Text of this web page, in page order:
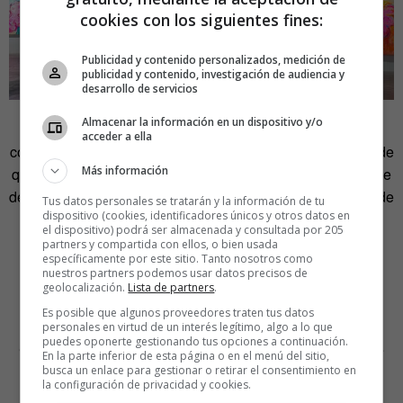
«De ahí surgió de forma espontánea el retratar a mujeres
con rostros turquesas, buscando una forma de destacar o de
que se me reconociese fácilmente. Más tarde fui consciente
de lo mucho que me había influido en ello el anime
de
Katsuhiro Ōtomo», reconoce la pintora. Su paleta se fue
enriqueciendo con colores vivos y llamativos, en un
principio en tonos más pastel, pero que poco a poco se
fueron saturando, pasando a ser una especie de marca
personal.
Con el estilo llegó su personaje estrella, Cosmic Girl, que
ella define como «un espíritu de cabello rosado y piel
turquesa, que quiere exponer de manera consciente y
cookies con los siguientes fines:
Publicidad y contenido personalizados, medición de
publicidad y contenido, investigación de audiencia y
desarrollo de servicios
Almacenar la información en un dispositivo y/o
acceder a ella
Más información
Tus datos personales se tratarán y la información de tu
dispositivo (cookies, identificadores únicos y otros datos en
el dispositivo) podrá ser almacenada y consultada por 205
partners y compartida con ellos, o bien usada
específicamente por este sitio. Tanto nosotros como
nuestros partners podemos usar datos precisos de
geolocalización. Lista de partners.
Es posible que algunos proveedores traten tus datos
personales en virtud de un interés legítimo, algo a lo que
puedes oponerte gestionando tus opciones a continuación.
En la parte inferior de esta página o en el menú del sitio,
busca un enlace para gestionar o retirar el consentimiento en
la configuración de privacidad y cookies.